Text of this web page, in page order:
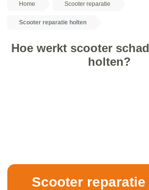
Home Scooter reparatie
Scooter reparatie holten
Hoe werkt scooter
holten?
Scooter reparatie